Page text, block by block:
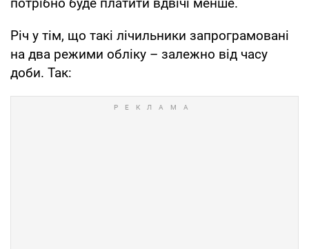
Річ у тім, що такі лічильники запрограмовані
на два режими обліку – залежно від часу
доби. Так: